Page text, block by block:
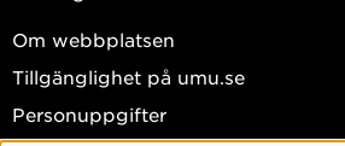
2023-2025: Ledarskap för
rektorer utforskar och utformar sin
(Lärarhögskolan)
Om webbplatsen
Tillgänglighet på umu.se
Personuppgifter